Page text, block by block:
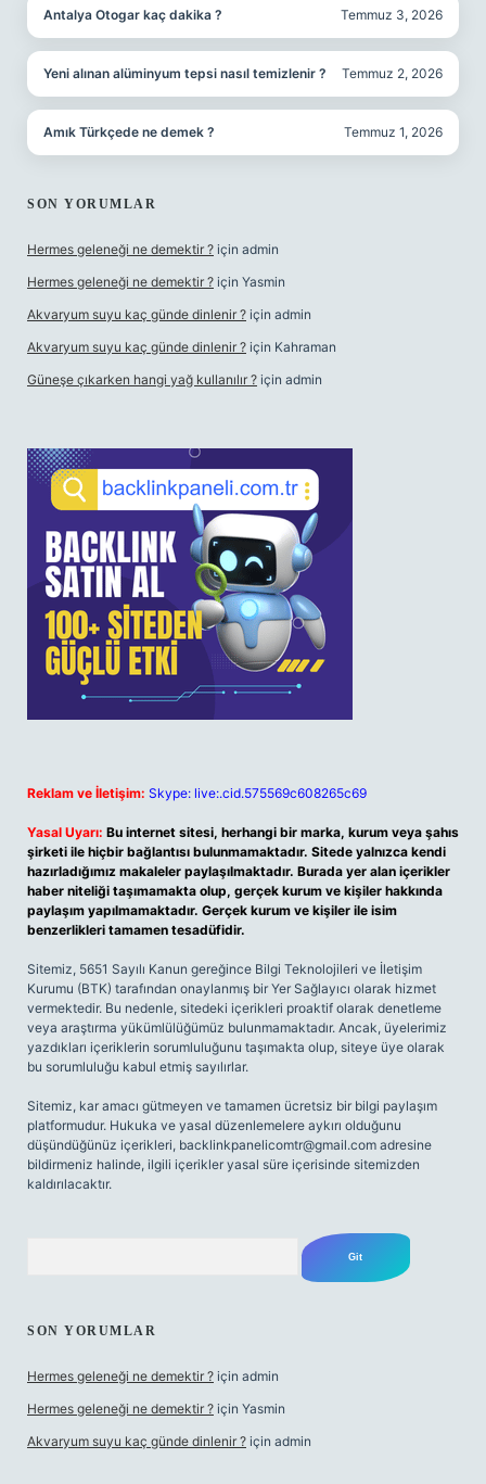
Antalya Otogar kaç dakika ? Temmuz 3, 2026
Yeni alınan alüminyum tepsi nasıl temizlenir ? Temmuz 2, 2026
Amık Türkçede ne demek ? Temmuz 1, 2026
SON YORUMLAR
Hermes geleneği ne demektir ? için admin
Hermes geleneği ne demektir ? için Yasmin
Akvaryum suyu kaç günde dinlenir ? için admin
Akvaryum suyu kaç günde dinlenir ? için Kahraman
Güneşe çıkarken hangi yağ kullanılır ? için admin
Reklam ve İletişim: Skype: live:.cid.575569c608265c69
Yasal Uyarı: Bu internet sitesi, herhangi bir marka, kurum veya şahıs
şirketi ile hiçbir bağlantısı bulunmamaktadır. Sitede yalnızca kendi
hazırladığımız makaleler paylaşılmaktadır. Burada yer alan içerikler
haber niteliği taşımamakta olup, gerçek kurum ve kişiler hakkında
paylaşım yapılmamaktadır. Gerçek kurum ve kişiler ile isim
benzerlikleri tamamen tesadüfidir.
Sitemiz, 5651 Sayılı Kanun gereğince Bilgi Teknolojileri ve İletişim
Kurumu (BTK) tarafından onaylanmış bir Yer Sağlayıcı olarak hizmet
vermektedir. Bu nedenle, sitedeki içerikleri proaktif olarak denetleme
veya araştırma yükümlülüğümüz bulunmamaktadır. Ancak, üyelerimiz
yazdıkları içeriklerin sorumluluğunu taşımakta olup, siteye üye olarak
bu sorumluluğu kabul etmiş sayılırlar.
Sitemiz, kar amacı gütmeyen ve tamamen ücretsiz bir bilgi paylaşım
platformudur. Hukuka ve yasal düzenlemelere aykırı olduğunu
düşündüğünüz içerikleri, backlinkpanelicomtr@gmail.com adresine
bildirmeniz halinde, ilgili içerikler yasal süre içerisinde sitemizden
kaldırılacaktır.
SON YORUMLAR
Hermes geleneği ne demektir ? için admin
Hermes geleneği ne demektir ? için Yasmin
Akvaryum suyu kaç günde dinlenir ? için admin